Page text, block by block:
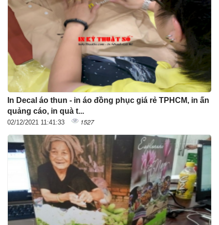
In Decal áo thun - in áo đồng phục giá rẻ TPHCM, in ấn
quảng cáo, in quà t...
02/12/2021 11:41:33 1527